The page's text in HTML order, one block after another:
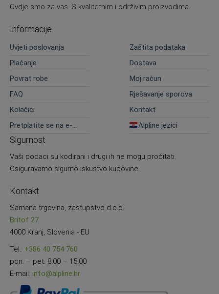
Ovdje smo za vas. S kvalitetnim i održivim proizvodima.
Informacije
Uvjeti poslovanja
Zaštita podataka
Plaćanje
Dostava
Povrat robe
Moj račun
FAQ
Rješavanje sporova
Kolačići
Kontakt
Pretplatite se na e-
Alpline jezici
Sigurnost
Vaši podaci su kodirani i drugi ih ne mogu pročitati.
Osiguravamo sigurno iskustvo kupovine.
Kontakt
Samana trgovina, zastupstvo d.o.o.
Britof 27
4000 Kranj, Slovenia - EU
Tel.: +386 40 754 760
pon. – pet. 8:00 – 15:00
E-mail: info@alpline.hr